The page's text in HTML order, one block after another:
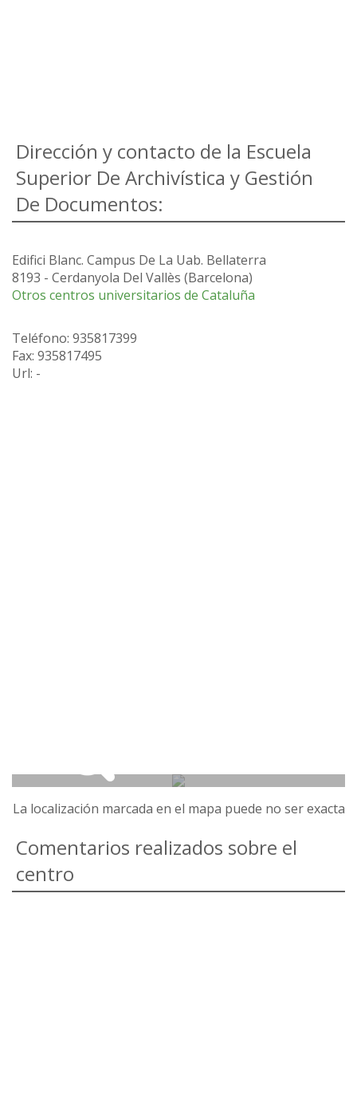
Dirección y contacto de la Escuela
Superior De Archivística y Gestión
De Documentos:
Edifici Blanc. Campus De La Uab. Bellaterra
8193 - Cerdanyola Del Vallès (Barcelona)
Otros centros universitarios de Cataluña
Teléfono: 935817399
Fax: 935817495
Url: -
La localización marcada en el mapa puede no ser exacta
Comentarios realizados sobre el
centro